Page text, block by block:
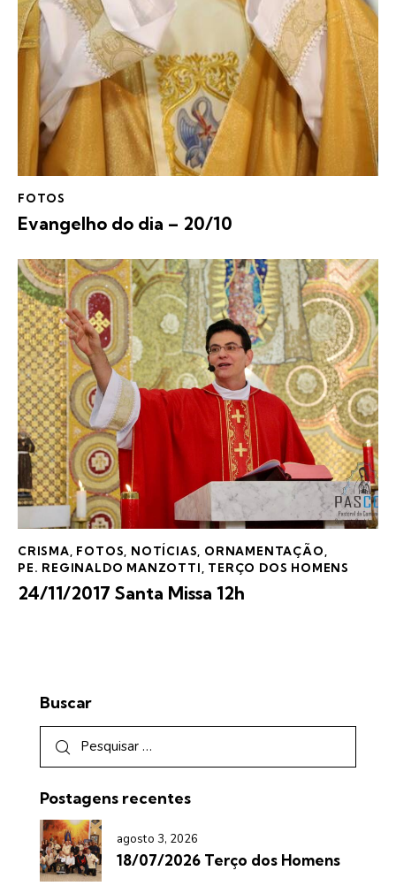
FOTOS
Evangelho do dia – 20/10
CRISMA FOTOS NOTÍCIAS ORNAMENTAÇÃO
PE. REGINALDO MANZOTTI
TERÇO DOS HOMENS
24/11/2017 Santa Missa 12h
Buscar
Postagens recentes
agosto 3, 2026
18/07/2026 Terço dos Homens